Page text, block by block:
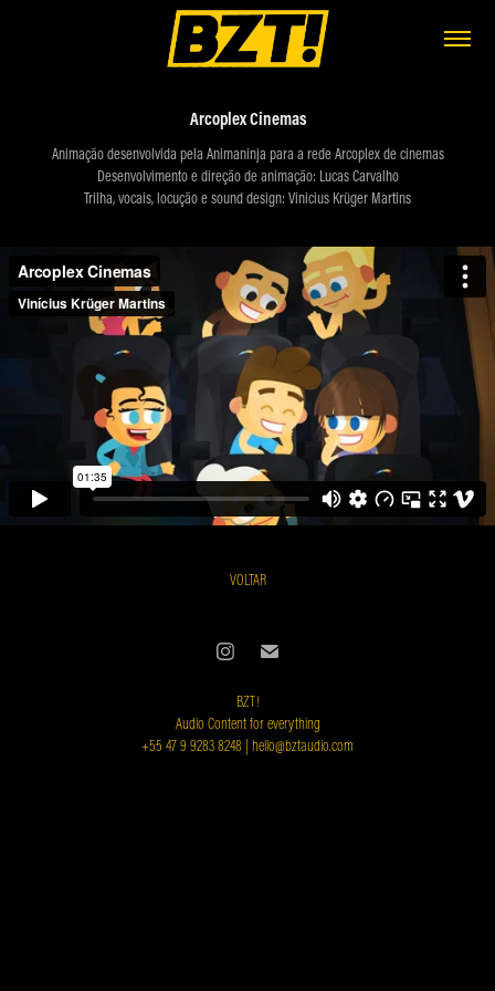
Arcoplex Cinemas
Animação desenvolvida pela Animaninja para a rede Arcoplex de cinemas
Desenvolvimento e direção de animação: Lucas Carvalho
Trilha, vocais, locução e sound design: Vinicius Krüger Martins
VOLTAR
BZT!
Audio Content for everything
+55 47 9 9283 8248 | hello@bztaudio.com